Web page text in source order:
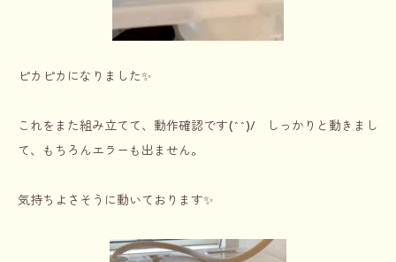
ピカピカになりました✨
これをまた組み立てて、動作確認です(^^)/ しっかりと動きまし
て、もちろんエラーも出ません。
気持ちよさそうに動いております✨